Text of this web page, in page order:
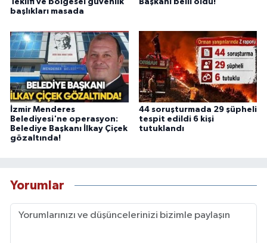
Teklifi ve bölgesel güvenlik
başlıkları masada
Başkanı belli oldu!
İzmir Menderes
Belediyesi'ne operasyon:
Belediye Başkanı İlkay Çiçek
gözaltında!
44 soruşturmada 29 şüpheli
tespit edildi 6 kişi
tutuklandı
Yorumlar